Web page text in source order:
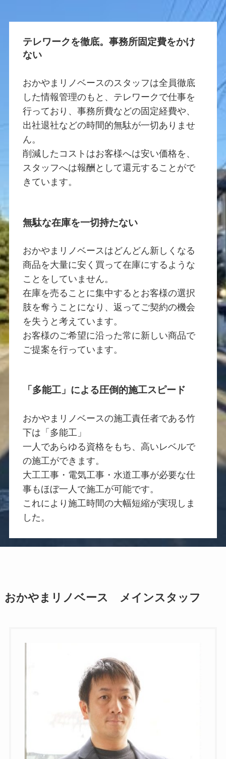
テレワークを徹底。事務所固定費をかけ
ない
おかやまリノベースのスタッフは全員徹底
した情報管理のもと、テレワークで仕事を
行っており、事務所費などの固定経費や、
出社退社などの時間的無駄が一切ありませ
ん。
削減したコストはお客様へは安い価格を、
スタッフへは報酬として還元することがで
きています。
無駄な在庫を一切持たない
おかやまリノベースはどんどん新しくなる
商品を大量に安く買って在庫にするような
ことをしていません。
在庫を売ることに集中するとお客様の選択
肢を奪うことになり、返ってご契約の機会
を失うと考えています。
お客様のご希望に沿った常に新しい商品で
ご提案を行っています。
「多能工」による圧倒的施工スピード
おかやまリノベースの施工責任者である竹
下は「多能工」
一人であらゆる資格をもち、高いレベルで
の施工ができます。
大工工事・電気工事・水道工事が必要な仕
事もほぼ一人で施工が可能です。
これにより施工時間の大幅短縮が実現しま
した。
おかやまリノベース メインスタッフ